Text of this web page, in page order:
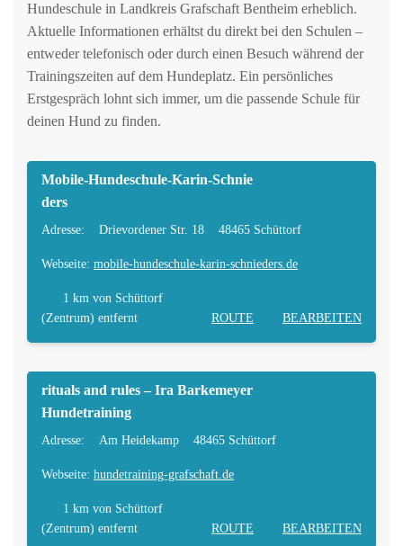
Hundeschule in Landkreis Grafschaft Bentheim erheblich.
Aktuelle Informationen erhältst du direkt bei den Schulen –
entweder telefonisch oder durch einen Besuch während der
Trainingszeiten auf dem Hundeplatz. Ein persönliches
Erstgespräch lohnt sich immer, um die passende Schule für
deinen Hund zu finden.
Mobile-Hundeschule-Karin-Schnie
ders
Adresse: Drievordener Str. 18 48465 Schüttorf
Webseite: mobile-hundeschule-karin-schnieders.de
1 km von Schüttorf
(Zentrum) entfernt
ROUTE BEARBEITEN
rituals and rules – Ira Barkemeyer
Hundetraining
Adresse: Am Heidekamp 48465 Schüttorf
Webseite: hundetraining-grafschaft.de
1 km von Schüttorf
(Zentrum) entfernt
ROUTE BEARBEITEN